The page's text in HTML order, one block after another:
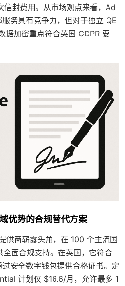
封费用。从市场观点来看，Ad
务具有竞争力，但对于独立 QE
据加密重点符合英国 GDPR 要
优势的合规替代方案
供商崭露头角，在 100 个主流国
全面合规支持。在英国，它符合
安全数字钱包提供合格证书。定
计划仅 $16.6/月，允许最多 1